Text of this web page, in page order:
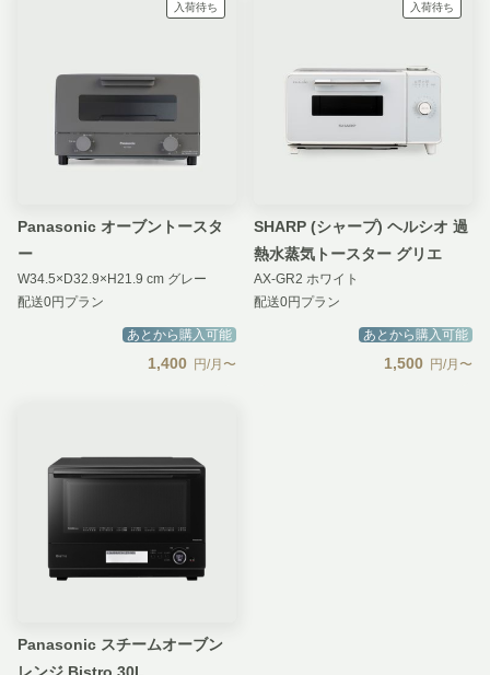
入荷待ち
Panasonic オーブントースタ
ー
W34.5×D32.9×H21.9 cm グレー
配送0円プラン
あとから購入可能
1,400 円/月〜
入荷待ち
SHARP (シャープ) ヘルシオ 過
熱水蒸気トースター グリエ
AX-GR2 ホワイト
配送0円プラン
あとから購入可能
1,500 円/月〜
Panasonic スチームオーブン